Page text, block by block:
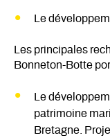
Le
Les principales
Bonneton-Botte
Le
patrimoine
Bretagne.